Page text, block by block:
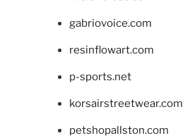
gabriovoice.com
resinflowart.com
p-sports.net
korsairstreetwear.com
petshopallston.com